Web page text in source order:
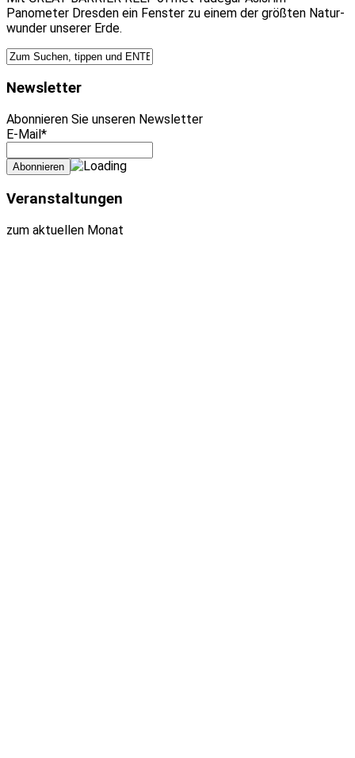
Panometer Dresden ein Fenster zu einem der größten Natur­
wunder unserer Erde.
Newsletter
Abonnieren Sie unseren Newsletter
E-Mail*
Veranstaltungen
zum aktuellen Monat